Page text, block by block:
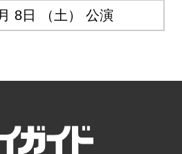
8日 （土） 公演